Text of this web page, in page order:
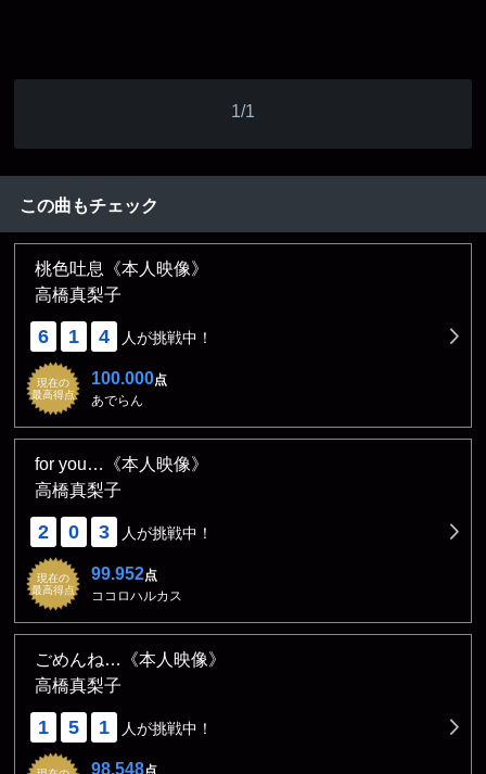
1/1
この曲もチェック
桃色吐息《本人映像》
高橋真梨子
6 1 4 人が挑戦中！
現在の
最高得点
100.000点
あでらん
for you…《本人映像》
高橋真梨子
2 0 3 人が挑戦中！
現在の
最高得点
99.952点
ココロハルカス
ごめんね…《本人映像》
高橋真梨子
1 5 1 人が挑戦中！
98.548点